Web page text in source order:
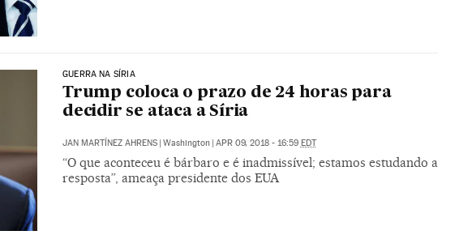
GUERRA NA SÍRIA
Trump coloca o prazo de 24 horas para
decidir se ataca a Síria
JAN MARTÍNEZ AHRENS | Washington | APR 09, 2018 - 16:59 EDT
“O que aconteceu é bárbaro e é inadmissível; estamos estudando a
resposta”, ameaça presidente dos EUA